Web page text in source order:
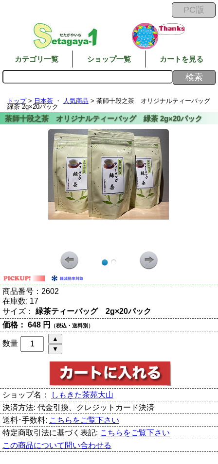
カテゴリ一覧 ショップ一覧 カートを見る
トップ> 日本茶 ・ 人気商品 > 茶師十段之茶 オリジナルティーバッグ
緑茶 2g×20パック
商品番号： 2602
在庫数: 17
サイズ： 緑茶ティーバッグ 2g×20パック
価格： 648 円 （税込・送料別）
数量
ショップ名：
しもきた茶苑大山
決済方法: 代金引換、クレジットカード決済
送料･手数料: こちらをご覧下さい
特定商取引法に基づく表記: こちらをご覧下さい
この商品について問い合わせる